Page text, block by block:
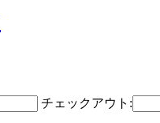
チェックアウト: